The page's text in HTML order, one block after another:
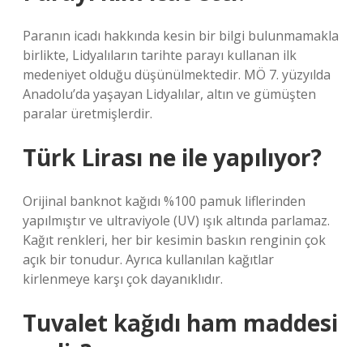
Paranın icadı hakkında kesin bir bilgi bulunmamakla
birlikte, Lidyalıların tarihte parayı kullanan ilk
medeniyet olduğu düşünülmektedir. MÖ 7. yüzyılda
Anadolu’da yaşayan Lidyalılar, altın ve gümüşten
paralar üretmişlerdir.
Türk Lirası ne ile yapılıyor?
Orijinal banknot kağıdı %100 pamuk liflerinden
yapılmıştır ve ultraviyole (UV) ışık altında parlamaz.
Kağıt renkleri, her bir kesimin baskın renginin çok
açık bir tonudur. Ayrıca kullanılan kağıtlar
kirlenmeye karşı çok dayanıklıdır.
Tuvalet kağıdı ham maddesi